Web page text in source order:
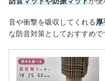
音や衝撃を吸収してくれる厚
な防音対策としておすすめで